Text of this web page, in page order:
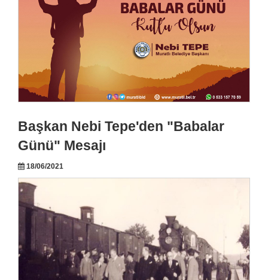
Başkan Nebi Tepe'den "Babalar
Günü" Mesajı
18/06/2021